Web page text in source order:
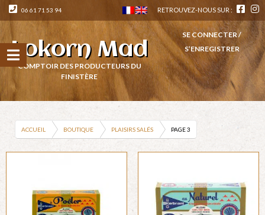
06 61 71 53 94 RETROUVEZ-NOUS SUR :
Lokorn Mad
COMPTOIR DES PRODUCTEURS DU
FINISTÈRE
SE CONNECTER /
S’ENREGISTRER
ACCUEIL BOUTIQUE PLAISIRS SALÉS PAGE 3